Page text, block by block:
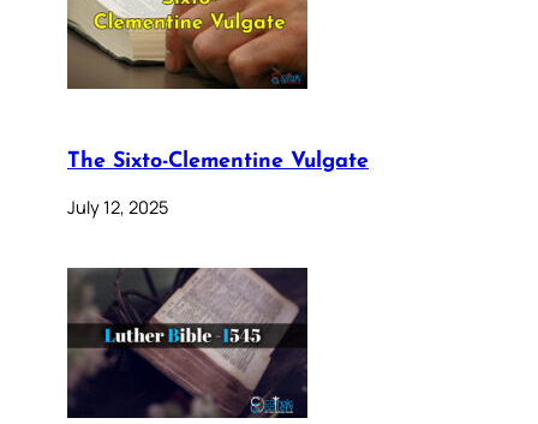
The Sixto-Clementine Vulgate
July 12, 2025